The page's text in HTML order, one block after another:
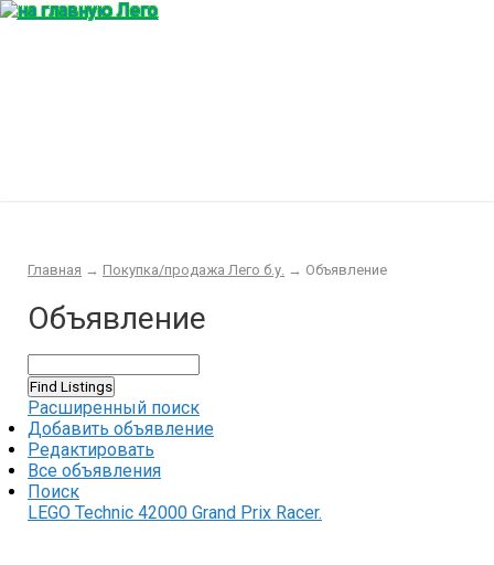
Главная → Покупка/продажа Лего б.у. → Объявление
Объявление
Расширенный поиск
Добавить объявление
Редактировать
Все объявления
Поиск
LEGO Technic 42000 Grand Prix Racer.